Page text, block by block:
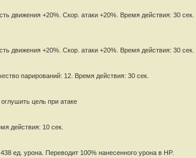
движения +20%. Скор. атаки +20%. Время действия: 30 сек.
движения +20%. Скор. атаки +20%. Время действия: 30 сек.
парирований: 12. Время действия: 30 сек.
цель при атаке
действия: 10 сек.
ед. урона. Переводит 100% нанесенного урона в HP.